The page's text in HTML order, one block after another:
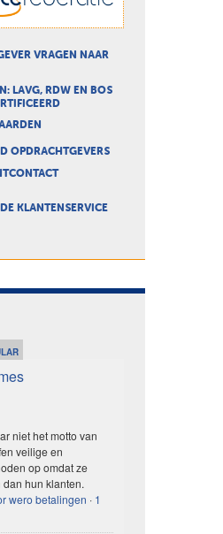
VRAGEN NAAR
LAVG, RDW EN BOS
OPDRACHTGEVERS
KLANTENSERVICE
niet het motto van
veilige en
op omdat ze
hun klanten.
wero betalingen · 1